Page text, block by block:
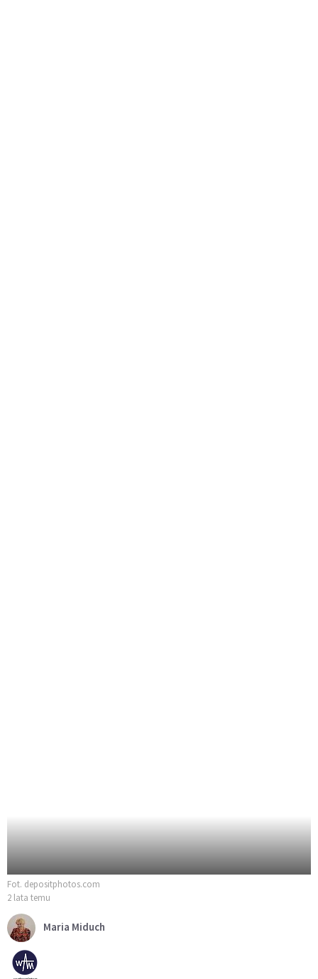
Fot. depositphotos.com
2 lata temu
Maria Miduch